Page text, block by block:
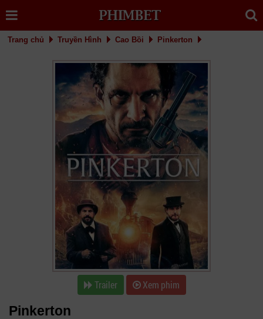
Trang chủ Truyền Hình Cao Bồi Pinkerton
Trailer Xem phim
Pinkerton